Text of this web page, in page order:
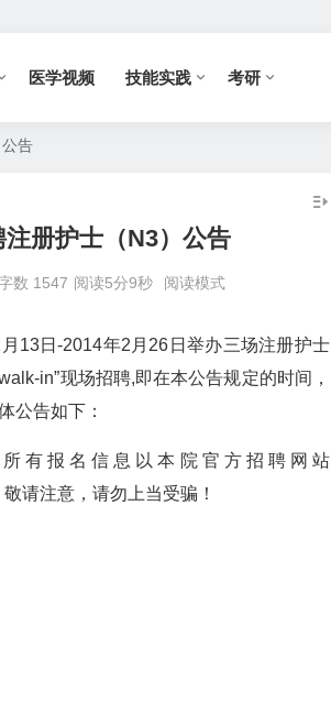
医学视频 技能实践 考研
告
册护士（N3）公告
数 1547 阅读5分9秒 阅读模式
13日-2014年2月26日举办三场注册护士
in”现场招聘,即在本公告规定的时间，
公告如下：
有报名信息以本院官方招聘网站
请注意，请勿上当受骗！